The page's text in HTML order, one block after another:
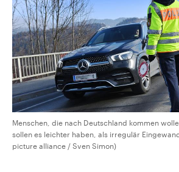
Menschen, die nach Deutschland kommen
sollen es leichter haben, als irregulär
picture alliance / Sven Simon)